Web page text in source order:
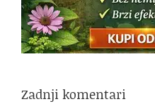
Zadnji komentari